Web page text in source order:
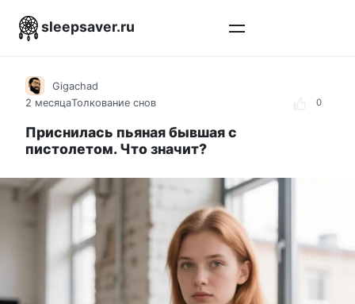
sleepsaver.ru
0
Gigachad
2 месяцаТолкование снов
Приснилась пьяная бывшая с
пистолетом. Что значит?